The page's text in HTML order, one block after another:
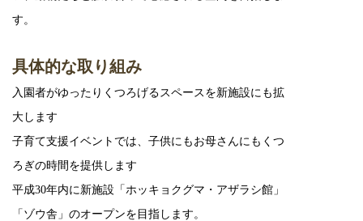
す。
具体的な取り組み
入園者がゆったりくつろげるスペースを新施設にも拡
大します
子育て支援イベントでは、子供にもお母さんにもくつ
ろぎの時間を提供します
平成30年内に新施設「ホッキョクグマ・アザラシ館」
「ゾウ舎」のオープンを目指します。